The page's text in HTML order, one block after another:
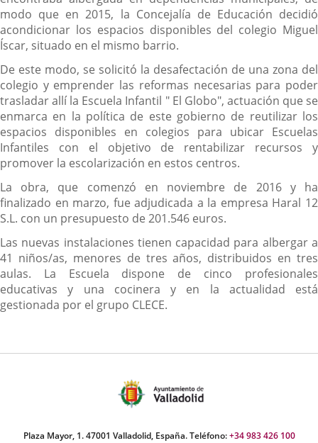
modo que en 2015, la Concejalía de Educación decidió
acondicionar los espacios disponibles del colegio Miguel
Íscar, situado en el mismo barrio.
De este modo, se solicitó la desafectación de una zona del
colegio y emprender las reformas necesarias para poder
trasladar allí la Escuela Infantil " El Globo", actuación que se
enmarca en la política de este gobierno de reutilizar los
espacios disponibles en colegios para ubicar Escuelas
Infantiles con el objetivo de rentabilizar recursos y
promover la escolarización en estos centros.
La obra, que comenzó en noviembre de 2016 y ha
finalizado en marzo, fue adjudicada a la empresa Haral 12
S.L. con un presupuesto de 201.546 euros.
Las nuevas instalaciones tienen capacidad para albergar a
41 niños/as, menores de tres años, distribuidos en tres
aulas. La Escuela dispone de cinco profesionales
educativas y una cocinera y en la actualidad está
gestionada por el grupo CLECE.
Plaza Mayor, 1. 47001 Valladolid, España. Teléfono:+34 983 426 100